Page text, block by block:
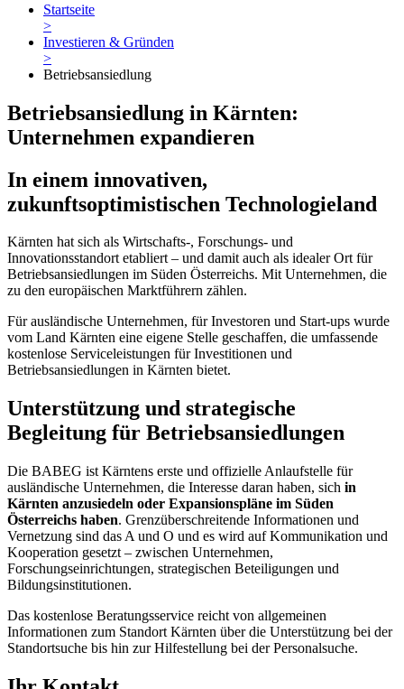
Startseite
>
Investieren & Gründen
>
Betriebsansiedlung
Betriebsansiedlung in Kärnten:
Unternehmen expandieren
In einem innovativen,
zukunftsoptimistischen Technologieland
Kärnten hat sich als Wirtschafts-, Forschungs- und
Innovationsstandort etabliert – und damit auch als idealer Ort für
Betriebsansiedlungen im Süden Österreichs. Mit Unternehmen, die
zu den europäischen Marktführern zählen.
Für ausländische Unternehmen, für Investoren und Start-ups wurde
vom Land Kärnten eine eigene Stelle geschaffen, die umfassende
kostenlose Serviceleistungen für Investitionen und
Betriebsansiedlungen in Kärnten bietet.
Unterstützung und strategische
Begleitung für Betriebsansiedlungen
Die BABEG ist Kärntens erste und offizielle Anlaufstelle für
ausländische Unternehmen, die Interesse daran haben, sich in
Kärnten anzusiedeln oder Expansionspläne im Süden
Österreichs haben. Grenzüberschreitende Informationen und
Vernetzung sind das A und O und es wird auf Kommunikation und
Kooperation gesetzt – zwischen Unternehmen,
Forschungseinrichtungen, strategischen Beteiligungen und
Bildungsinstitutionen.
Das kostenlose Beratungsservice reicht von allgemeinen
Informationen zum Standort Kärnten über die Unterstützung bei der
Standortsuche bis hin zur Hilfestellung bei der Personalsuche.